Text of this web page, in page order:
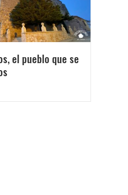
el pueblo que se